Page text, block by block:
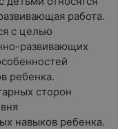
работа.
с целью
развивающих
ребенка.
сторон
навыков ребенка.